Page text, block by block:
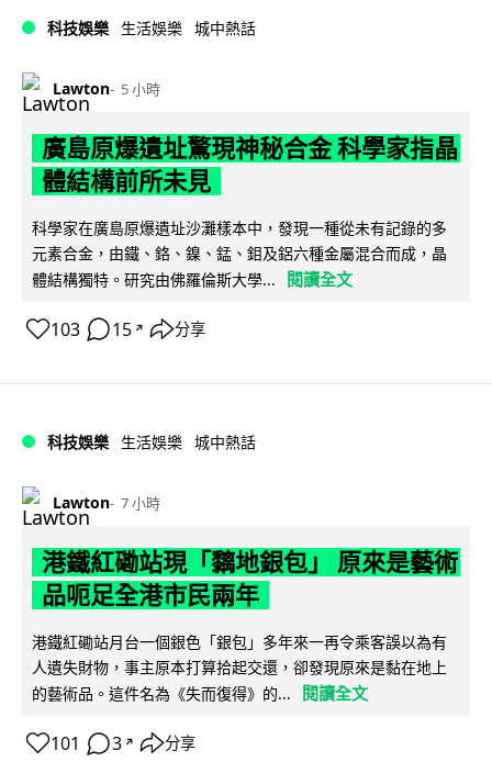
科技娛樂 生活娛樂 城中熱話
Lawton 5 小時
廣島原爆遺址驚現神秘合金 科學家指晶
體結構前所未見
科學家在廣島原爆遺址沙灘樣本中，發現一種從未有記錄的多
元素合金，由鐵、鉻、鎳、錳、鉬及鋁六種金屬混合而成，晶
體結構獨特。研究由佛羅倫斯大學...
閱讀全文
103 15 ↗ 分享
科技娛樂 生活娛樂 城中熱話
Lawton 7 小時
港鐵紅磡站現「黐地銀包」 原來是藝術
品呃足全港市民兩年
港鐵紅磡站月台一個銀色「銀包」多年來一再令乘客誤以為有
人遺失財物，事主原本打算拾起交還，卻發現原來是黏在地上
的藝術品。這件名為《失而復得》的...
閱讀全文
101 3 ↗ 分享